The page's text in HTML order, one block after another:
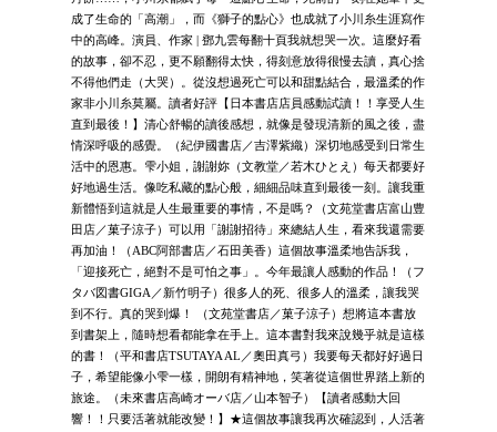
成了生命的「高潮」，而《獅子的點心》也成就了小川糸生涯寫作
中的高峰。演員、作家 | 鄧九雲每翻十頁我就想哭一次。這麼好看
的故事，卻不忍，更不願翻得太快，得刻意放得很慢去讀，真心捨
不得他們走（大哭）。從沒想過死亡可以和甜點結合，最溫柔的作
家非小川糸莫屬。讀者好評【日本書店店員感動試讀！！享受人生
直到最後！】清心舒暢的讀後感想，就像是發現清新的風之後，盡
情深呼吸的感覺。（紀伊國書店／吉澤紫織）深切地感受到日常生
活中的恩惠。雫小姐，謝謝妳（文教堂／若木ひとえ）每天都要好
好地過生活。像吃私藏的點心般，細細品味直到最後一刻。讓我重
新體悟到這就是人生最重要的事情，不是嗎？（文苑堂書店富山豊
田店／菓子涼子）可以用「謝謝招待」來總結人生，看來我還需要
再加油！（ABC阿部書店／石田美香）這個故事溫柔地告訴我，
「迎接死亡，絕對不是可怕之事」。今年最讓人感動的作品！（フ
タバ図書GIGA／新竹明子）很多人的死、很多人的溫柔，讓我哭
到不行。真的哭到爆！ （文苑堂書店／菓子涼子）想將這本書放
到書架上，隨時想看都能拿在手上。這本書對我來說幾乎就是這樣
的書！（平和書店TSUTAYA AL／奧田真弓）我要每天都好好過日
子，希望能像小雫一樣，開朗有精神地，笑著從這個世界踏上新的
旅途。（未來書店高崎オーバ店／山本智子）【讀者感動大回
響！！只要活著就能改變！】★這個故事讓我再次確認到，人活著